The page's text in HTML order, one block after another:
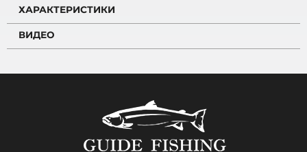
ХАРАКТЕРИСТИКИ
ВИДЕО